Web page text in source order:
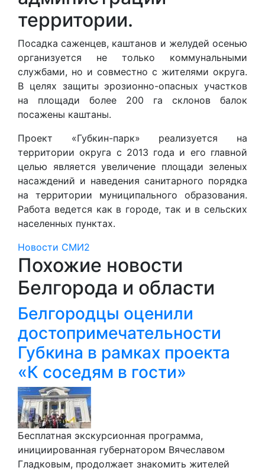
территории.
Посадка саженцев, каштанов и желудей осенью
организуется не только коммунальными
службами, но и совместно с жителями округа.
В целях защиты эрозионно-опасных участков
на площади более 200 га склонов балок
посажены каштаны.
Проект «Губкин-парк» реализуется на
территории округа с 2013 года и его главной
целью является увеличение площади зеленых
насаждений и наведения санитарного порядка
на территории муниципального образования.
Работа ведется как в городе, так и в сельских
населенных пунктах.
Новости СМИ2
Похожие новости
Белгорода и области
Белгородцы оценили
достопримечательности
Губкина в рамках проекта
«К соседям в гости»
Бесплатная экскурсионная программа,
инициированная губернатором Вячеславом
Гладковым, продолжает знакомить жителей